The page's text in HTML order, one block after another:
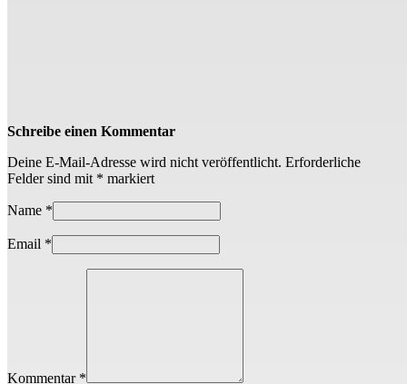
Schreibe einen Kommentar
Deine E-Mail-Adresse wird nicht veröffentlicht. Erforderliche
Felder sind mit * markiert
Name *
Email *
Kommentar *